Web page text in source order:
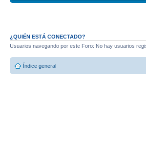
¿QUIÉN ESTÁ CONECTADO?
Usuarios navegando por este Foro: No hay usuarios
Índice general